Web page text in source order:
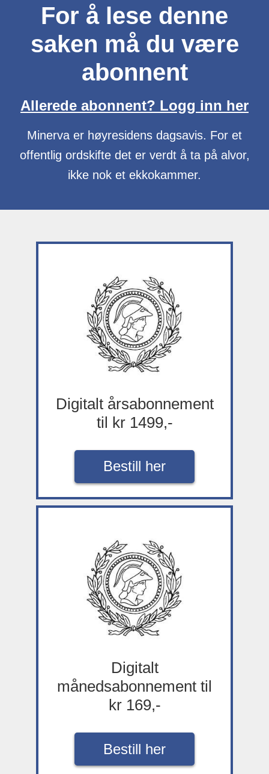
For å lese denne
saken må du være
abonnent
Allerede abonnent? Logg inn her
Minerva er høyresidens dagsavis. For et
offentlig ordskifte det er verdt å ta på alvor,
ikke nok et ekkokammer.
Digitalt årsabonnement
til kr 1499,-
Bestill her
Digitalt
månedsabonnement til
kr 169,-
Bestill her